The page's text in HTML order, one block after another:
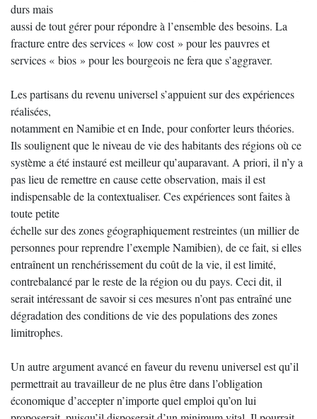
durs mais
aussi de tout gérer pour répondre à l’ensemble des besoins. La
fracture entre des services « low cost » pour les pauvres et
services « bios » pour les bourgeois ne fera que s’aggraver.
Les partisans du revenu universel s’appuient sur des expériences
réalisées,
notamment en Namibie et en Inde, pour conforter leurs théories.
Ils soulignent que le niveau de vie des habitants des régions où ce
système a été instauré est meilleur qu’auparavant. A priori, il n’y a
pas lieu de remettre en cause cette observation, mais il est
indispensable de la contextualiser. Ces expériences sont faites à
toute petite
échelle sur des zones géographiquement restreintes (un millier de
personnes pour reprendre l’exemple Namibien), de ce fait, si elles
entraînent un renchérissement du coût de la vie, il est limité,
contrebalancé par le reste de la région ou du pays. Ceci dit, il
serait intéressant de savoir si ces mesures n’ont pas entraîné une
dégradation des conditions de vie des populations des zones
limitrophes.
Un autre argument avancé en faveur du revenu universel est qu’il
permettrait au travailleur de ne plus être dans l’obligation
économique d’accepter n’importe quel emploi qu’on lui